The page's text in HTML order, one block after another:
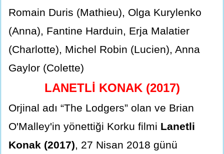
Romain Duris (Mathieu), Olga Kurylenko
(Anna), Fantine Harduin, Erja Malatier
(Charlotte), Michel Robin (Lucien), Anna
Gaylor (Colette)
LANETLİ KONAK (2017)
Orjinal adı “The Lodgers” olan ve Brian
O'Malley'in yönettiği Korku filmi Lanetli
Konak (2017), 27 Nisan 2018 günü